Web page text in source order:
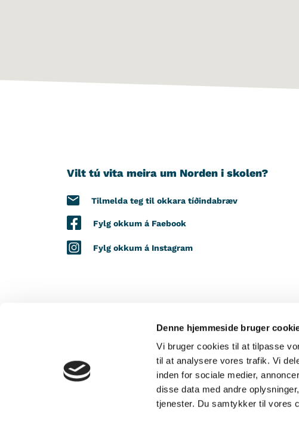
Denne hjemmeside bruger
Vi bruger cookies til at tilpasse
til at analysere vores trafik. Vi
inden for sociale medier,
disse data med andre
tjenester. Du samtykker til vores
Vilt tú vita meira um Norden i skolen?
Tilmelda teg til okkara tíðindabræv
Fylg okkum á Faebook
Fylg okkum á Instagram